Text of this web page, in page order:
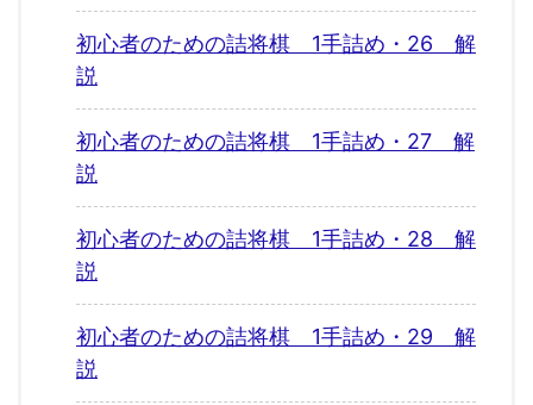
初心者のための詰将棋 1手詰め・26 解
説
初心者のための詰将棋 1手詰め・27 解
説
初心者のための詰将棋 1手詰め・28 解
説
初心者のための詰将棋 1手詰め・29 解
説